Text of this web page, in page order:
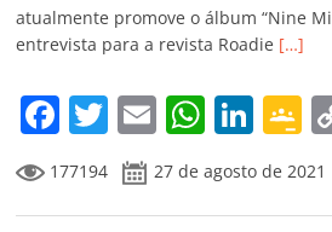
o
atualmente promove o álbum “Nine
entrevista para a revista Roadie […]
F
a
c
T
w
itt
E
m
ai
W
at
Li
n
k
G
o
o
177194 27 de agosto de 2021